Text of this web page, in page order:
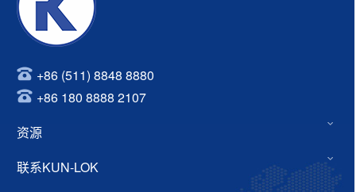
+86 (511) 8848 8880
+86 180 8888 2107
资源
联系KUN-LOK